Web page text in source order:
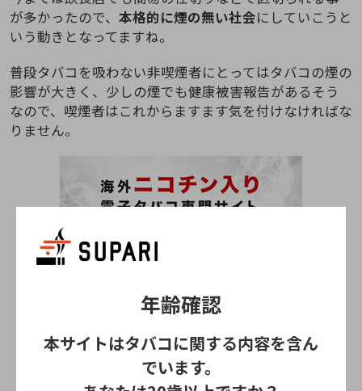
が多かったので、 本格的に煙の無い社会にしていこうと
いう動きとなってますね。
普段タバコを吸わない非喫煙者にとってはタバコの煙の
影響が大きく、少しの煙でも健康被害報告があるそう
なので、喫煙者はこれからますます気を付けなければな
りません。
年齢確認
本サイトはタバコに関する内容を含ん
でいます。